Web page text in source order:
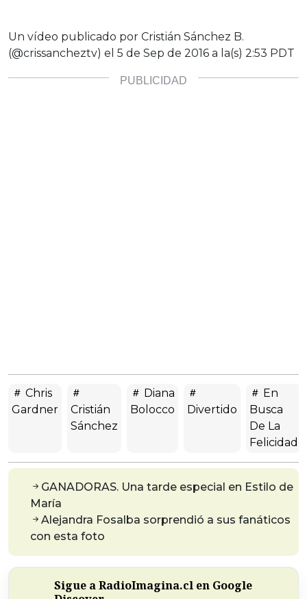
Un vídeo publicado por Cristián Sánchez B.
(@crissancheztv) el 5 de Sep de 2016 a la(s) 2:53 PDT
Chris
Gardner
Cristián
Sánchez
Diana
Bolocco
Divertido
En
Busca
De La
Felicidad
GANADORAS. Una tarde especial en Estilo de
María
Alejandra Fosalba sorprendió a sus fanáticos
con esta foto
Sigue a RadioImagina.cl en Google